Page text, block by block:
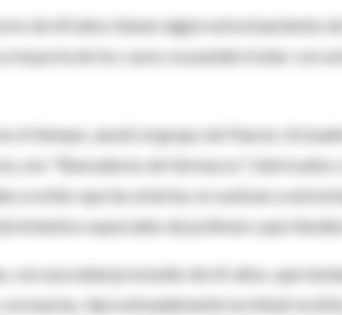
de 60 años tienen algún estrechamiento
mayoría de los casos se pueden tratar con
el tiempo, anotó el grupo de Fearon.
son "liberadores de fármacos", fabricados
a evitar que las arterias se vuelvan a
especiales de polímero que
, con una edad promedio de 65 años, que
Aproximadamente la mitad